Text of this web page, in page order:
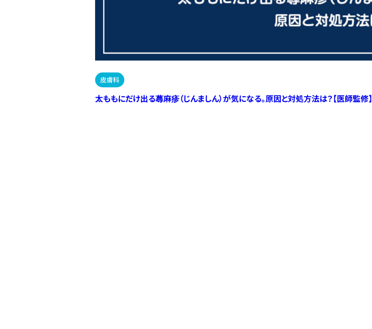
皮膚科
太ももにだけ出る蕁麻疹（じんましん）が気になる。原因と対処方法は？【医師監修】